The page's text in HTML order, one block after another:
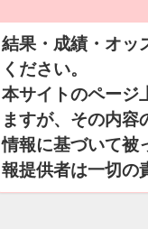
結果・成績・オッ
ください。
本サイトのページ
ますが、その内
情報に基づいて被
報提供者は一切の